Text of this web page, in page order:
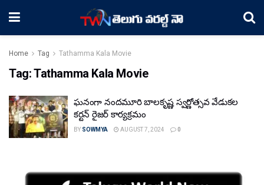
Home Tag Tathamma Kala Movie
Tag:Tathamma Kala Movie
ఘనంగా నందమూరి బాలకృష్ణ స్వర్ణోత్సవ వేడుకల
కర్టన్ రైజర్ కార్యక్రమం
BY SOWMYA AUGUST 7, 2024 0